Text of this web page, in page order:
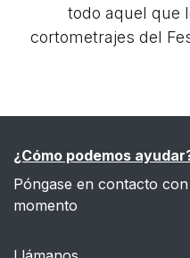
todo aquel que
cortometrajes del
¿Cómo podemos
Póngase en contacto
momento